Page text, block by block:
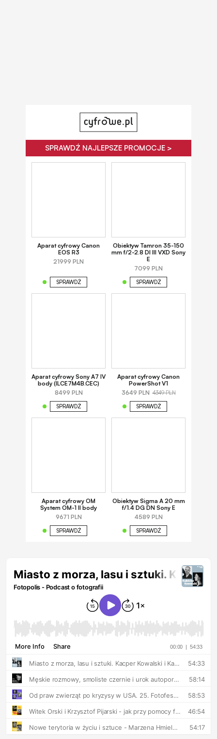
SPRAWDŹ NAJLEPSZE PROMOCJE >
Aparat cyfrowy Canon
EOS R3
21999 PLN
SPRAWDŹ
Obiektyw Tamron 35-150
mm f/2-2.8 DI III VXD Sony
E
7099 PLN
SPRAWDŹ
Aparat cyfrowy Sony A7 IV
body (ILCE7M4B.CEC)
8499 PLN
SPRAWDŹ
Aparat cyfrowy Canon
PowerShot V1
3649 PLN 4349 PLN
SPRAWDŹ
Aparat cyfrowy OM
System OM-1 II body
9671 PLN
SPRAWDŹ
Obiektyw Sigma A 20 mm
f/1.4 DG DN Sony E
4589 PLN
SPRAWDŹ